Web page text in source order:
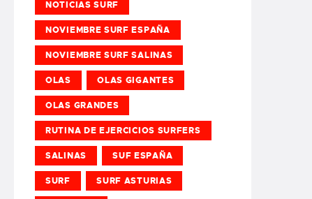
NOTICIAS SURF
NOVIEMBRE SURF ESPAÑA
NOVIEMBRE SURF SALINAS
OLAS OLAS GIGANTES
OLAS GRANDES
RUTINA DE EJERCICIOS SURFERS
SALINAS SUF ESPAÑA
SURF SURF ASTURIAS